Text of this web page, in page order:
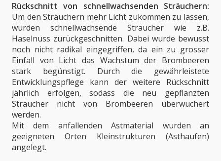
Rückschnitt von schnellwachsenden Sträuchern:
Um den Sträuchern mehr Licht zukommen zu lassen,
wurden schnellwachsende Sträucher wie z.B.
Haselnuss zurückgeschnitten. Dabei wurde bewusst
noch nicht radikal eingegriffen, da ein zu grosser
Einfall von Licht das Wachstum der Brombeeren
stark begünstigt. Durch die gewährleistete
Entwicklungspflege kann der weitere Rückschnitt
jährlich erfolgen, sodass die neu gepflanzten
Sträucher nicht von Brombeeren überwuchert
werden.
Mit dem anfallenden Astmaterial wurden an
geeigneten Orten Kleinstrukturen (Asthaufen)
angelegt.